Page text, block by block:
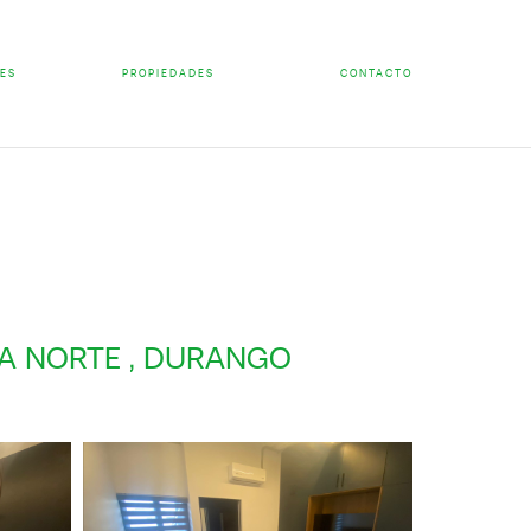
PROPIEDADES CONTACTO
NORTE , DURANGO